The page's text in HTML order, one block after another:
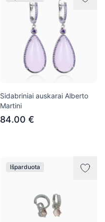
Sidabriniai auskarai Alberto
Martini
84.00 €
Išparduota